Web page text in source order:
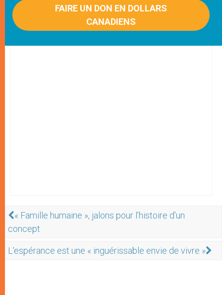
FAIRE UN DON EN DOLLARS
CANADIENS
« Famille humaine », jalons pour l’histoire d’un
concept
L’espérance est une « inguérissable envie de vivre »